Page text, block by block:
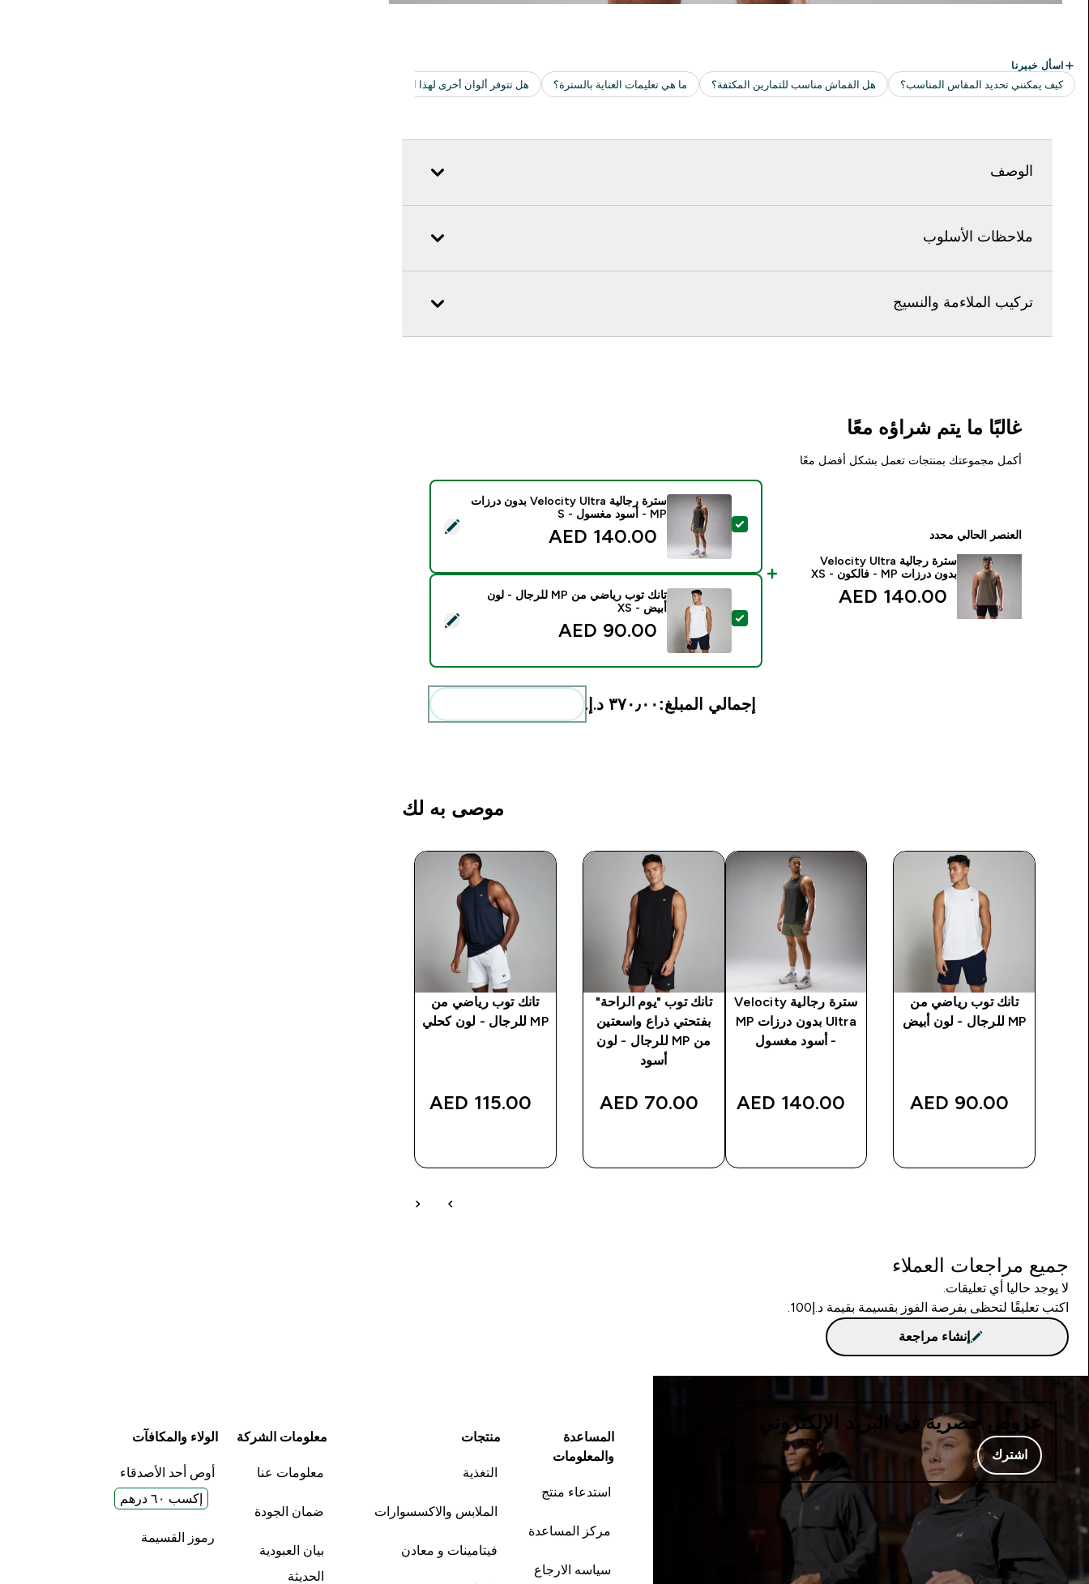
الوصف
ملاحظات الأسلوب
تركيب الملاءمة والنسيج
غالبًا ما يتم شراؤه معًا
أكمل مجموعتك بمنتجات تعمل بشكل أفضل معًا
العنصر الحالي محدد
سترة رجالية Velocity Ultra
بدون درزات MP - فالكون - XS
140.00 AED‎
تحديد هذا المنتج - سترة رجالية Velocity Ultra بدون درزات MP - أسود مغسول - S
سترة رجالية Velocity Ultra بدون درزات
MP - أسود مغسول - S
140.00 AED‎
تحديد هذا المنتج - تانك توب رياضي من MP للرجال - لون أبيض - XS
تانك توب رياضي من MP للرجال - لون
أبيض - XS
90.00 AED‎
إجمالي المبلغ: ٣٧٠٫٠٠ د.إ.‏‎
موصى به لك
تانك توب رياضي من
MP للرجال - لون أبيض
90.00 AED‎
سترة رجالية Velocity
Ultra بدون درزات MP
- أسود مغسول
140.00 AED‎
تانك توب "يوم الراحة"
بفتحتي ذراع واسعتين
من MP للرجال - لون
أسود
70.00 AED‎
تانك توب رياضي من
MP للرجال - لون كحلي
115.00 AED‎
جميع مراجعات العملاء
لا يوجد حاليا أي تعليقات.
اكتب تعليقًا لتحظى بفرصة الفوز بقسيمة بقيمة د.إ100.
إنشاء مراجعة
عروض حصرية في البريد الإلكتروني
اشترك
المساعدة
والمعلومات
استدعاء منتج
مركز المساعدة
سياسه الارجاع
منتجات
التغذية
الملابس والاكسسوارات
فيتامينات و معادن
معلومات الشركة
معلومات عنا
ضمان الجودة
بيان العبودية
الحديثة
الولاء والمكافآت
أوص أحد الأصدقاء
إكسب ٦٠ درهم
رموز القسيمة